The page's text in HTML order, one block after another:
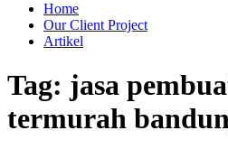
Home
Our Client Project
Artikel
Tag: jasa
termurah